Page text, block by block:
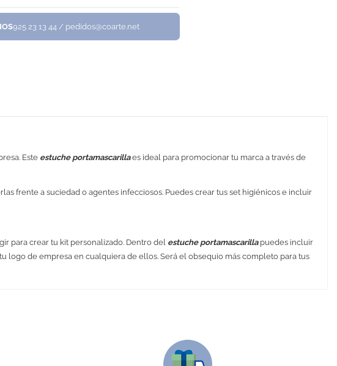
925 23 13 44 / pedidos@coarte.net
Este estuche portamascarillaes ideal para promocionar tu marca a través de
frente a suciedad o agentes infecciosos. Puedes crear tus set higiénicos e incluir
para crear tu kit personalizado. Dentro del estuche portamascarillapuedes incluir
logo de empresa en cualquiera de ellos. Será el obsequio más completo para tus